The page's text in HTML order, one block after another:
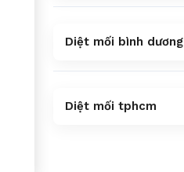
Diệt mối bình dương
Diệt mối tphcm